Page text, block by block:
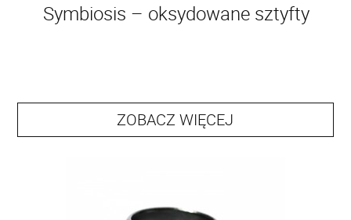
Symbiosis – oksydowane sztyfty
ZOBACZ WIĘCEJ